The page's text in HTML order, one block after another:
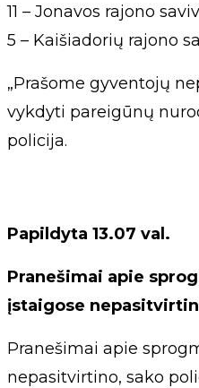
11 – Jonavos rajono
5 – Kaišiadorių rajono
„Prašome gyventojų
vykdyti pareigūnų
policija.
Papildyta 13.07 val.
Pranešimai apie
įstaigose
Pranešimai apie
nepasitvirtino, sako